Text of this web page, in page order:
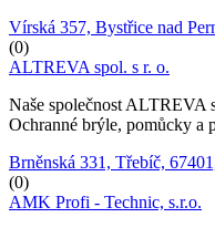
Vírská 357, Bystřice nad
(0)
ALTREVA spol. s r. o.
Naše společnost ALTREVA
Ochranné brýle, pomůcky a
Brněnská 331, Třebíč,
(0)
AMK Profi - Technic, s.r.o.